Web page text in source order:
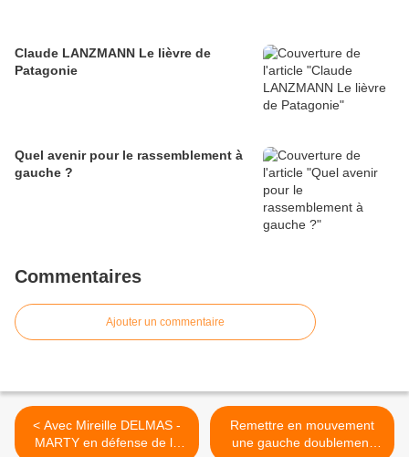
Claude LANZMANN Le lièvre de
Patagonie
Quel avenir pour le rassemblement à
gauche ?
Commentaires
Ajouter un commentaire
< Avec Mireille DELMAS -
MARTY en défense de la
Remettre en mouvement
une gauche doublement